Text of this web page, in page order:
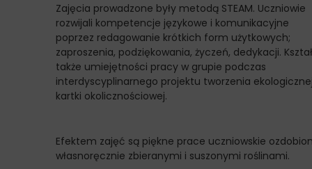
Zajęcia prowadzone były metodą STEAM. Uczniowie
rozwijali kompetencje językowe i komunikacyjne
poprzez redagowanie krótkich form użytkowych;
zaproszenia, podziękowania, życzeń, dedykacji.
także umiejętności pracy w grupie podczas
interdyscyplinarnego projektu tworzenia
kartki okolicznościowej.
Efektem zajęć są piękne prace uczniowskie
własnoręcznie zbieranymi i suszonymi roślinami.